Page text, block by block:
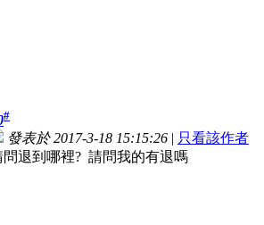
#
發表於 2017-3-18 15:15:26 | 只看該作者
問退到哪裡? 請問我的有退嗎